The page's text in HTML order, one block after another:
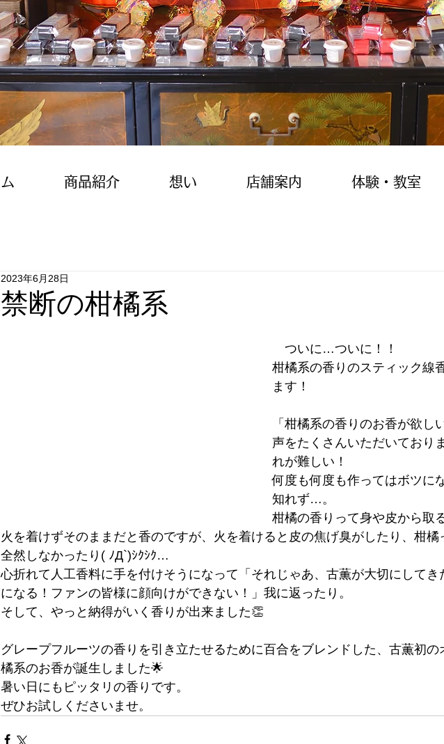
禁断の柑橘系
2023年6月28日
ついに…ついに！！
柑橘系の香りのスティック線
ます！
「柑橘系の香りのお香が欲し
声をたくさんいただいており
れが難しい！
何度も何度も作ってはボツに
知れず…。
柑橘の香りって身や皮から取
火を着けずそのままだと香のですが、火を着けると皮の焦げ臭がしたり、柑橘
全然しなかったり( ﾉД`)ｼｸｼｸ…
心折れて人工香料に手を付けそうになって「それじゃあ、古薫が大切にしてき
になる！ファンの皆様に顔向けができない！」我に返ったり。
そして、やっと納得がいく香りが出来ました👏
グレープフルーツの香りを引き立たせるために百合をブレンドした、古薫初の
橘系のお香が誕生しました🌟
暑い日にもピッタリの香りです。
ぜひお試しくださいませ。
商品紹介 想い 店舗案内 体験・教室